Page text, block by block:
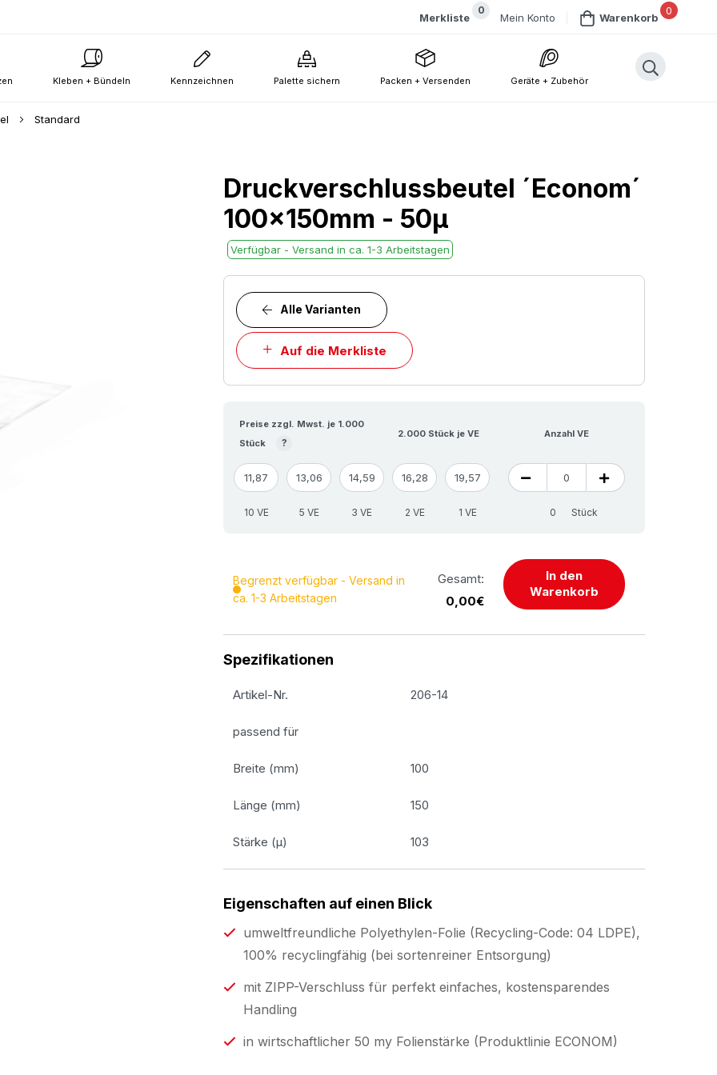
0
Merkliste Mein Konto
0
Warenkorb
Kleben + Bündeln Kennzeichnen Palette sichern Packen + Versenden Geräte + Zubehör
Standard
Druckverschlussbeutel ´Econom´
100x150mm - 50µ
Verfügbar - Versand in ca. 1-3 Arbeitstagen
Auf die Merkliste
Alle Varianten
Preise zzgl. Mwst. je 1.000
Stück
?
2.000 Stück je VE Anzahl VE
11,87 13,06 14,59 16,28 19,57
10 VE 5 VE 3 VE 2 VE 1 VE Stück
Begrenzt verfügbar - Versand in
ca. 1-3 Arbeitstagen
Gesamt:
0,00€
In den
Warenkorb
Spezifikationen
Artikel-Nr. 206-14
passend für
Breite (mm) 100
Länge (mm) 150
Stärke (µ) 103
Eigenschaften auf einen Blick
umweltfreundliche Polyethylen-Folie (Recycling-Code: 04 LDPE),
100% recyclingfähig (bei sortenreiner Entsorgung)
mit ZIPP-Verschluss für perfekt einfaches, kostensparendes
Handling
in wirtschaftlicher 50 my Folienstärke (Produktlinie ECONOM)